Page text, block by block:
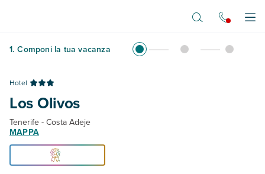
1. Componi la tua vacanza
Hotel
Los Olivos
Tenerife - Costa Adeje
MAPPA